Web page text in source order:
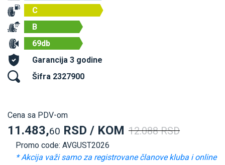
C
B
69db
Garancija 3 godine
Šifra 2327900
Cena sa PDV-om
11.483,60 RSD / KOM 12.088 RSD
Promo code: AVGUST2026
* Akcija važi samo za registrovane članove kluba i online